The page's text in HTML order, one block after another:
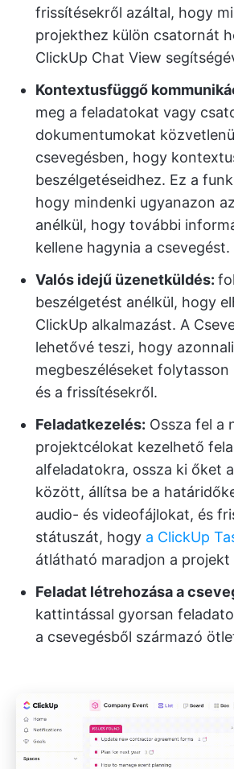
frissítésekről azáltal, hogy
projekthez külön csatornát
ClickUp Chat View
Kontextusfüggő
meg a feladatokat vagy
dokumentumokat
csevegésben, hogy
beszélgetéseidhez. Ez a
hogy mindenki ugyanazon
anélkül, hogy további
kellene hagynia a csevegést.
Valós idejű üzenetküldés:
beszélgetést anélkül, hogy
ClickUp alkalmazást. A
lehetővé teszi, hogy azonnali
megbeszéléseket
és a frissítésekről.
Feladatkezelés: Ossza fel a
projektcélokat kezelhető
alfeladatokra, ossza ki őket
között, állítsa be a
audio- és videofájlokat, és
státuszát, hogy a ClickUp
átlátható maradjon a projekt
Feladat létrehozása a
kattintással gyorsan
a csevegésből származó